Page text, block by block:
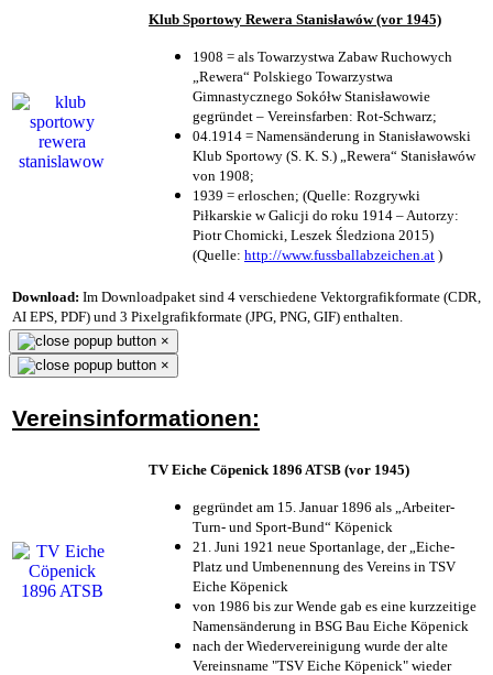
Klub Sportowy Rewera Stanisławów (vor 1945)
1908 = als Towarzystwa Zabaw Ruchowych
„Rewera“ Polskiego Towarzystwa
Gimnastycznego Sokółw Stanisławowie
gegründet – Vereinsfarben: Rot-Schwarz;
04.1914 = Namensänderung in Stanisławowski
Klub Sportowy (S. K. S.) „Rewera“ Stanisławów
von 1908;
1939 = erloschen; (Quelle: Rozgrywki
Piłkarskie w Galicji do roku 1914 – Autorzy:
Piotr Chomicki, Leszek Śledziona 2015)
(Quelle: http://www.fussballabzeichen.at )
Download: Im Downloadpaket sind 4 verschiedene Vektorgrafikformate (CDR,
AI EPS, PDF) und 3 Pixelgrafikformate (JPG, PNG, GIF) enthalten.
×
×
Vereinsinformationen:
TV Eiche Cöpenick 1896 ATSB (vor 1945)
gegründet am 15. Januar 1896 als „Arbeiter-
Turn- und Sport-Bund“ Köpenick
21. Juni 1921 neue Sportanlage, der „Eiche-
Platz und Umbenennung des Vereins in TSV
Eiche Köpenick
von 1986 bis zur Wende gab es eine kurzzeitige
Namensänderung in BSG Bau Eiche Köpenick
nach der Wiedervereinigung wurde der alte
Vereinsname "TSV Eiche Köpenick" wieder